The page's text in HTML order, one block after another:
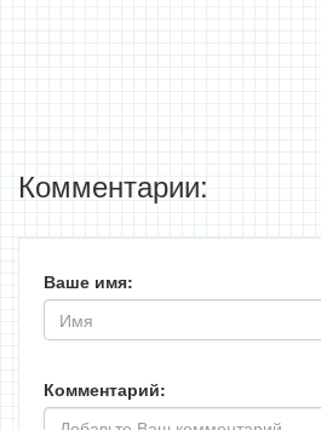
Комментарии:
Ваше имя:
Комментарий: